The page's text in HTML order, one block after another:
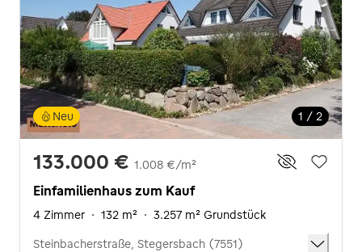
1 / 2
Neu
133.000 € 1.008 €/m²
Einfamilienhaus zum Kauf
4 Zimmer · 132 m² · 3.257 m² Grundstück
Steinbacherstraße, Stegersbach (7551)